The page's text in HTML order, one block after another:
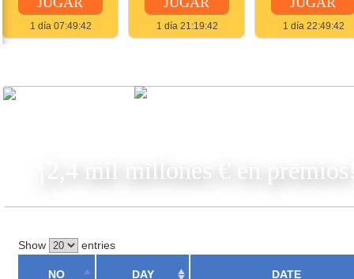
1 día 07:49:42 1 día 21:19:42 1 día 22:49:42
¡2,4 mil millones € en
Show entries
NO DAY DATE